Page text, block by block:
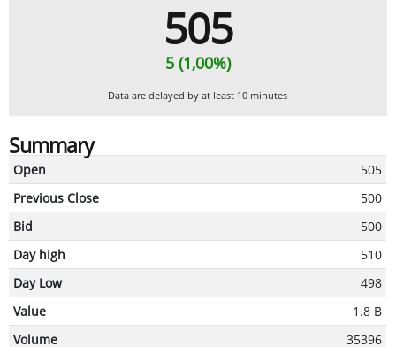
505
5 (1,00%)
Data are delayed by at least 10 minutes
Summary
Open
505
Previous Close
500
Bid
500
Day high
510
Day Low
498
Value
1.8 B
Volume
35396